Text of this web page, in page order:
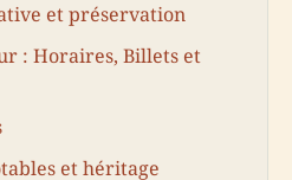
et préservation
: Horaires, Billets et
et héritage